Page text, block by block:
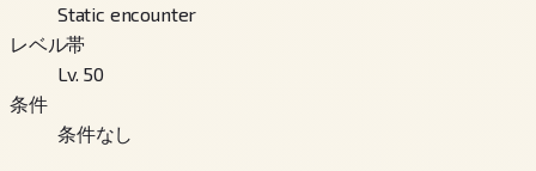
Static encounter
レベル帯
Lv. 50
条件
条件なし